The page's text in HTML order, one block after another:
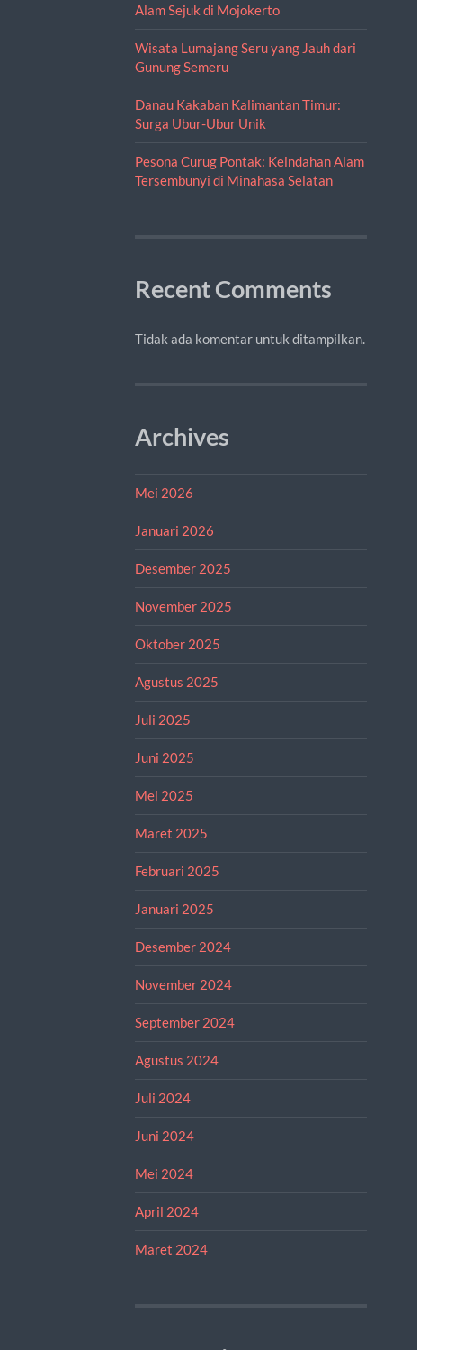
Alam Sejuk di Mojokerto
Wisata Lumajang Seru yang Jauh dari
Gunung Semeru
Danau Kakaban Kalimantan Timur:
Surga Ubur-Ubur Unik
Pesona Curug Pontak: Keindahan Alam
Tersembunyi di Minahasa Selatan
Recent Comments
Tidak ada komentar untuk ditampilkan.
Archives
Mei 2026
Januari 2026
Desember 2025
November 2025
Oktober 2025
Agustus 2025
Juli 2025
Juni 2025
Mei 2025
Maret 2025
Februari 2025
Januari 2025
Desember 2024
November 2024
September 2024
Agustus 2024
Juli 2024
Juni 2024
Mei 2024
April 2024
Maret 2024